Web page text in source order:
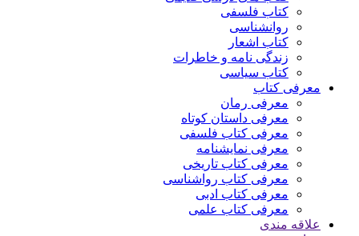
کتاب فلسفی
روانشناسی
کتاب اشعار
زندگی نامه و خاطرات
کتاب سیاسی
معرفی کتاب
معرفی رمان
معرفی داستان کوتاه
معرفی کتاب فلسفی
معرفی نمایشنامه
معرفی کتاب تاریخی
معرفی کتاب رواشناسی
معرفی کتاب ادبی
معرفی کتاب علمی
علاقه مندی